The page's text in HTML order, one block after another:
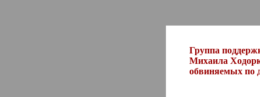
Группа
Михаила
обвиняемых